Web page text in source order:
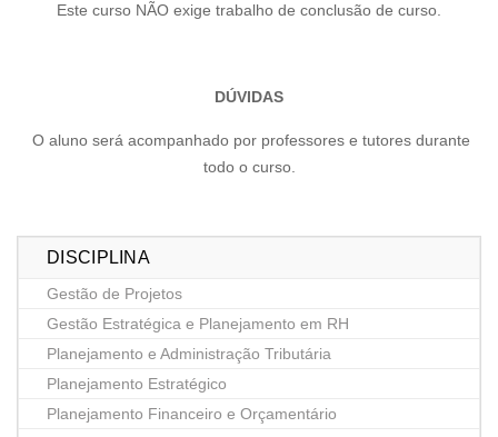
Este curso NÃO exige trabalho de conclusão de curso.
DÚVIDAS
O aluno será acompanhado por professores e tutores durante
todo o curso.
DISCIPLINA
Gestão de Projetos
Gestão Estratégica e Planejamento em RH
Planejamento e Administração Tributária
Planejamento Estratégico
Planejamento Financeiro e Orçamentário